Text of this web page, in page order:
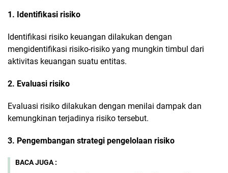
1. Identifikasi risiko
Identifikasi risiko keuangan dilakukan dengan
mengidentifikasi risiko-risiko yang mungkin timbul dari
aktivitas keuangan suatu entitas.
2. Evaluasi risiko
Evaluasi risiko dilakukan dengan menilai dampak dan
kemungkinan terjadinya risiko tersebut.
3. Pengembangan strategi pengelolaan risiko
BACA JUGA :